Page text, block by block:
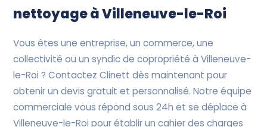
nettoyage à Villeneuve-le-Roi
Vous êtes une entreprise, un commerce, une
collectivité ou un syndic de copropriété à Villeneuve-
le-Roi ? Contactez Clinett dès maintenant pour
obtenir un devis gratuit et personnalisé. Notre équipe
commerciale vous répond sous 24h et se déplace à
Villeneuve-le-Roi pour établir un cahier des charges